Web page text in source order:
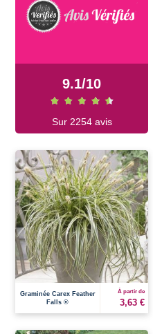
9.1/10
Sur 2254 avis
Graminée Carex Feather
Falls ®
À partir de
3,63 €